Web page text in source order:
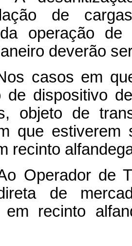
de
operação
deverão
casos em
de dispositivo
objeto de
que estiverem
recinto
Operador de
de
em recinto